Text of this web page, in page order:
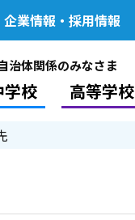
企業情報・採用情報
治体関係のみなさま
学校 高等学校